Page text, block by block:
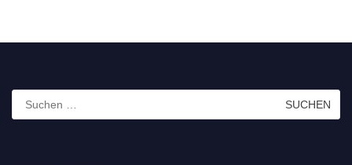
Suchen
nach: